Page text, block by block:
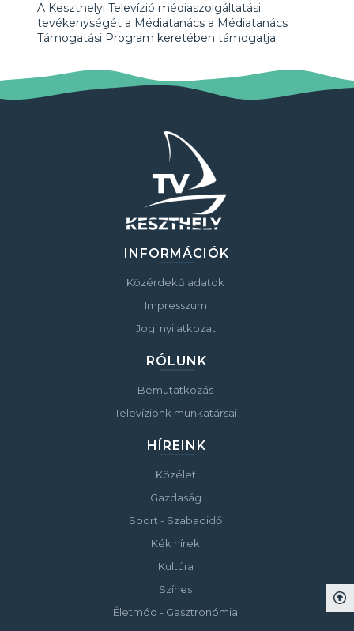
A Keszthelyi Televízió médiaszolgáltatási
tevékenységét a Médiatanács a Médiatanács
Támogatási Program keretében támogatja.
INFORMÁCIÓK
Közérdekű adatok
Impresszum
Jogi nyilatkozat
RÓLUNK
Bemutatkozás
Televíziónk munkatársai
HÍREINK
Közélet
Gazdaság
Sport - Szabadidő
Kék hírek
Kultúra
Színes
Életmód - Gasztronómia